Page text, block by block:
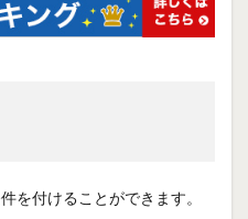
を付けることができます。